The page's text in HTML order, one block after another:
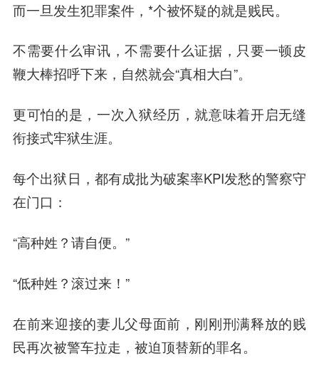
而一旦发生犯罪案件，*个被怀疑的就是贱民。
不需要什么审讯，不需要什么证据，只要一顿皮
鞭大棒招呼下来，自然就会“真相大白”。
更可怕的是，一次入狱经历，就意味着开启无缝
衔接式牢狱生涯。
每个出狱日，都有成批为破案率KPI发愁的警察守
在门口：
“高种姓？请自便。”
“低种姓？滚过来！”
在前来迎接的妻儿父母面前，刚刚刑满释放的贱
民再次被警车拉走，被迫顶替新的罪名。